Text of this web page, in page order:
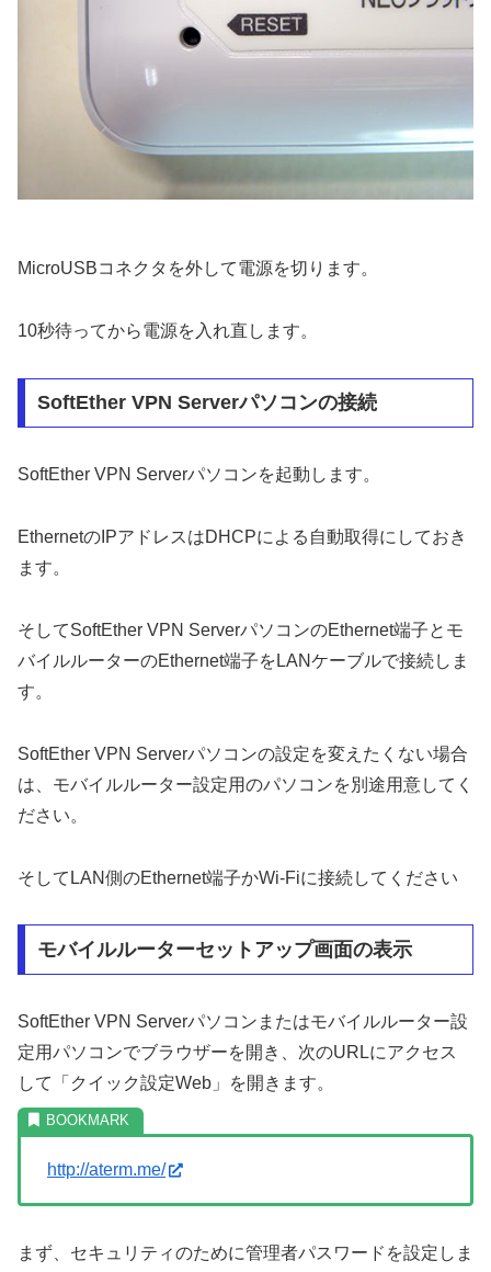
MicroUSBコネクタを外して電源を切ります。
10秒待ってから電源を入れ直します。
SoftEther VPN Serverパソコンの接続
SoftEther VPN Serverパソコンを起動します。
EthernetのIPアドレスはDHCPによる自動取得にしておき
ます。
そしてSoftEther VPN ServerパソコンのEthernet端子とモ
バイルルーターのEthernet端子をLANケーブルで接続しま
す。
SoftEther VPN Serverパソコンの設定を変えたくない場合
は、モバイルルーター設定用のパソコンを別途用意してく
ださい。
そしてLAN側のEthernet端子かWi-Fiに接続してください
モバイルルーターセットアップ画面の表示
SoftEther VPN Serverパソコンまたはモバイルルーター設
定用パソコンでブラウザーを開き、次のURLにアクセス
して「クイック設定Web」を開きます。
http://aterm.me/
まず、セキュリティのために管理者パスワードを設定しま